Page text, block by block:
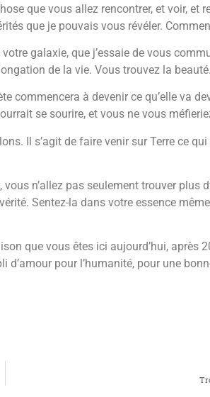
que vous allez rencontrer, et voir, et
que je pouvais vous révéler.
votre galaxie, que j’essaie de vous
de la vie. Vous trouvez la beauté.
commencera à devenir ce qu’elle va
se sourire, et vous ne vous
Il s’agit de faire venir sur Terre ce
n’allez pas seulement trouver plus
Sentez-la dans votre essence
que vous êtes ici aujourd’hui, après
pour l’humanité, pour une